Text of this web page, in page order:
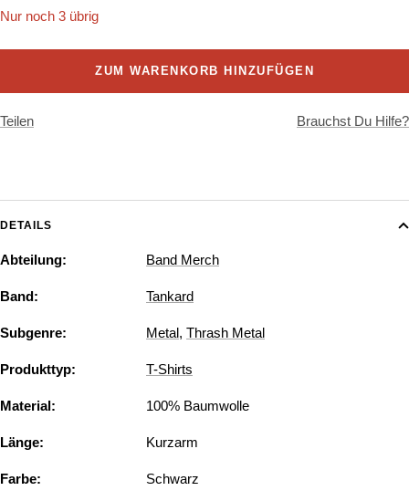
Nur noch 3 übrig
ZUM WARENKORB HINZUFÜGEN
Teilen Brauchst Du Hilfe?
DETAILS
Abteilung: Band Merch
Band: Tankard
Subgenre: Metal, Thrash Metal
Produkttyp: T-Shirts
Material: 100% Baumwolle
Länge: Kurzarm
Farbe: Schwarz